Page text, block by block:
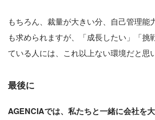
もちろん、裁量が大きい分、自己管理能
も求められますが、「成長したい」「挑
ている人には、これ以上ない環境だと思
最後に
AGENCIAでは、私たちと一緒に会社を